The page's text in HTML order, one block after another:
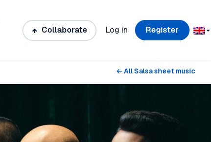
Collaborate
Log in Register
← All Salsa sheet music